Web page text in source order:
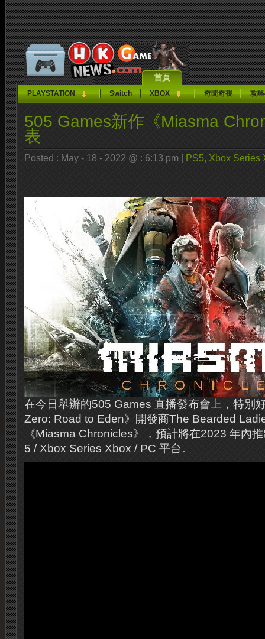
首頁
PLAYSTATION Switch XBOX 奇聞奇視 攻
505 Games新作《Miasma
表
Posted : May - 18 - 2022 @ : 6:13 pm | PS5, Xbox Series
在今日舉辦的505 Games 直播發布會上，特別
Zero: Road to Eden》開發商The Bearded
《Miasma Chronicles》，預計將在2023 年內
5 / Xbox Series Xbox / PC 平台。